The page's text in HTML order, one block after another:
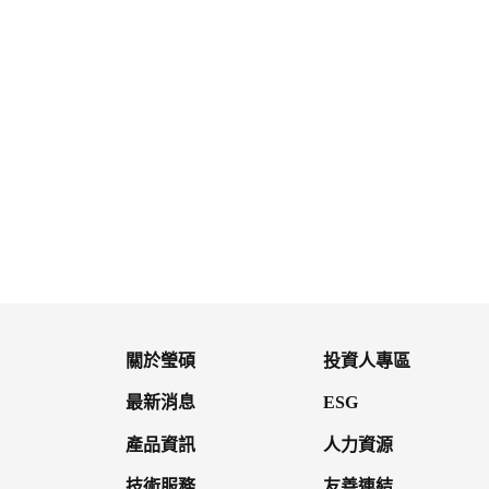
關於瑩碩
最新消息
產品資訊
投資人專區
ESG
人力資源